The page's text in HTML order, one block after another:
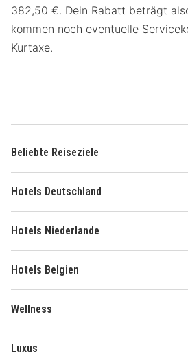
382,50 €. Dein Rabatt beträgt
kommen noch eventuelle
Kurtaxe.
Beliebte Reiseziele
Hotels Deutschland
Hotels Niederlande
Hotels Belgien
Wellness
Luxus